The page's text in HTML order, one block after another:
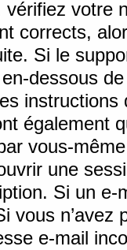
vérifiez votre
corrects,
Si le
dessous
également
vous-
une
Si un
vous n’avez
e-mail